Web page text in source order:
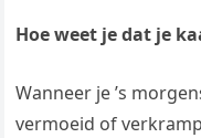
Hoe weet je dat je
Wanneer je ’s
vermoeid of